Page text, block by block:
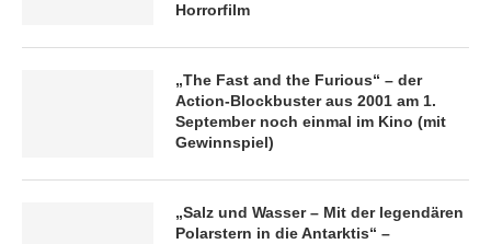
Horrorfilm
„The Fast and the Furious“ – der
Action-Blockbuster aus 2001 am 1.
September noch einmal im Kino (mit
Gewinnspiel)
„Salz und Wasser – Mit der legendären
Polarstern in die Antarktis“ –